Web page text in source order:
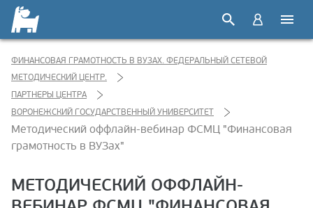
ФИНАНСОВАЯ ГРАМОТНОСТЬ В ВУЗАХ. ФЕДЕРАЛЬНЫЙ СЕТЕВОЙ
МЕТОДИЧЕСКИЙ ЦЕНТР.
ПАРТНЕРЫ ЦЕНТРА
ВОРОНЕЖСКИЙ ГОСУДАРСТВЕННЫЙ УНИВЕРСИТЕТ
Методический оффлайн-вебинар ФСМЦ "Финансовая
грамотность в ВУЗах"
МЕТОДИЧЕСКИЙ ОФФЛАЙН-